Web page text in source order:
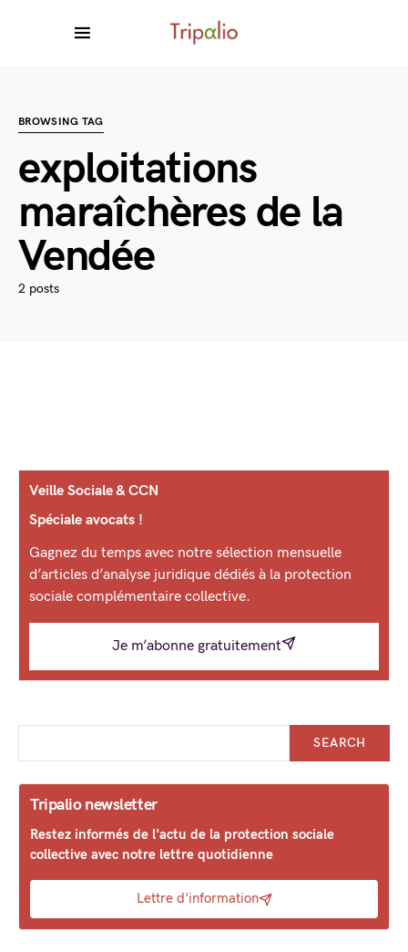
BROWSING TAG
exploitations
maraîchères de la
Vendée
2 posts
Veille Sociale & CCN
Spéciale avocats !
Gagnez du temps avec notre sélection mensuelle
d’articles d’analyse juridique dédiés à la protection
sociale complémentaire collective.
Je m’abonne gratuitement
SEARCH
Tripalio newsletter
Restez informés de l'actu de la protection sociale
collective avec notre lettre quotidienne
Lettre d'information